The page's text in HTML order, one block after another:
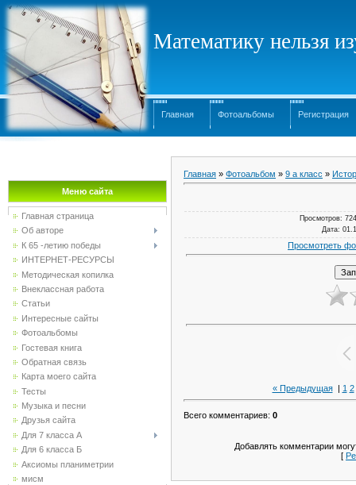
Математику нельзя
Главная Фотоальбомы Регистрация
Меню сайта
Главная страница
Об авторе
К 65 -летию победы
ИНТЕРНЕТ-РЕСУРСЫ
Методическая копилка
Внеклассная работа
Статьи
Интересные сайты
Фотоальбомы
Гостевая книга
Обратная связь
Карта моего сайта
Тесты
Музыка и песни
Друзья сайта
Для 7 класса А
Для 6 класса Б
Аксиомы планиметрии
мисм
Главная » Фотоальбом » 9 а класс »
Просмотров:
Дата:
Просмотреть
« Предыдущая| 1 2
Всего комментариев: 0
Добавлять комментарии
[